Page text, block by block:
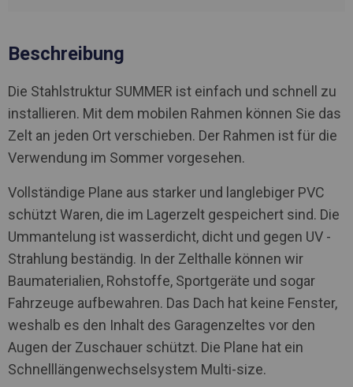
Beschreibung
Die Stahlstruktur SUMMER ist einfach und schnell zu
installieren. Mit dem mobilen Rahmen können Sie das
Zelt an jeden Ort verschieben. Der Rahmen ist für die
Verwendung im Sommer vorgesehen.
Vollständige Plane aus starker und langlebiger PVC
schützt Waren, die im Lagerzelt gespeichert sind. Die
Ummantelung ist wasserdicht, dicht und gegen UV -
Strahlung beständig. In der Zelthalle können wir
Baumaterialien, Rohstoffe, Sportgeräte und sogar
Fahrzeuge aufbewahren. Das Dach hat keine Fenster,
weshalb es den Inhalt des Garagenzeltes vor den
Augen der Zuschauer schützt. Die Plane hat ein
Schnelllängenwechselsystem Multi-size.